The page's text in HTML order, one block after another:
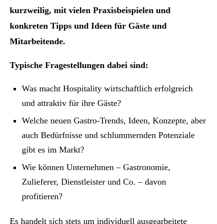
kurzweilig, mit vielen Praxisbeispielen und
konkreten Tipps und Ideen für Gäste und
Mitarbeitende.
Typische Fragestellungen dabei sind:
Was macht Hospitality wirtschaftlich erfolgreich
und attraktiv für ihre Gäste?
Welche neuen Gastro-Trends, Ideen, Konzepte, aber
auch Bedürfnisse und schlummernden Potenziale
gibt es im Markt?
Wie können Unternehmen – Gastronomie,
Zulieferer, Dienstleister und Co. – davon
profitieren?
Es handelt sich stets um individuell ausgearbeitete